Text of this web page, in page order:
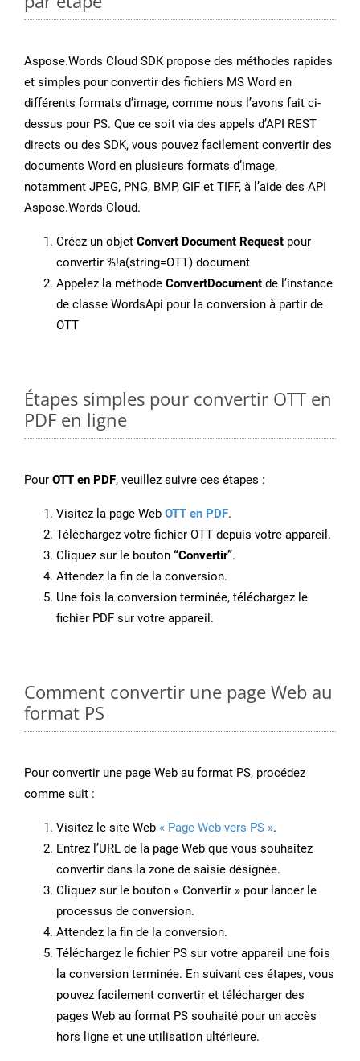
Aspose.Words Cloud SDK propose des méthodes rapides
et simples pour convertir des fichiers MS Word en
différents formats d’image, comme nous l’avons fait ci-
dessus pour PS. Que ce soit via des appels d’API REST
directs ou des SDK, vous pouvez facilement convertir des
documents Word en plusieurs formats d’image,
notamment JPEG, PNG, BMP, GIF et TIFF, à l’aide des API
Aspose.Words Cloud.
Créez un objet Convert Document Request pour
convertir %!a(string=OTT) document
Appelez la méthode ConvertDocument de l’instance
de classe WordsApi pour la conversion à partir de
OTT
Étapes simples pour convertir OTT en
PDF en ligne
Pour OTT en PDF, veuillez suivre ces étapes :
Visitez la page Web OTT en PDF.
Téléchargez votre fichier OTT depuis votre appareil.
Cliquez sur le bouton “Convertir”.
Attendez la fin de la conversion.
Une fois la conversion terminée, téléchargez le
fichier PDF sur votre appareil.
Comment convertir une page Web au
format PS
Pour convertir une page Web au format PS, procédez
comme suit :
Visitez le site Web « Page Web vers PS ».
Entrez l’URL de la page Web que vous souhaitez
convertir dans la zone de saisie désignée.
Cliquez sur le bouton « Convertir » pour lancer le
processus de conversion.
Attendez la fin de la conversion.
Téléchargez le fichier PS sur votre appareil une fois
la conversion terminée. En suivant ces étapes, vous
pouvez facilement convertir et télécharger des
pages Web au format PS souhaité pour un accès
hors ligne et une utilisation ultérieure.